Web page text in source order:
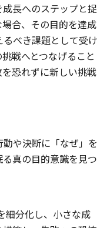
長へのステップと捉
合、その目的を達成
べき課題として受け
戦へとつなげること
恐れずに新しい挑戦
動や決断に「なぜ」を
真の目的意識を見つ
細分化し、小さな成